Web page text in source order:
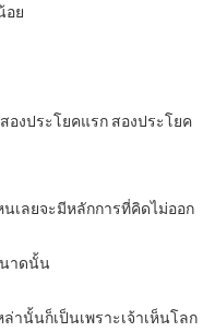
อย
องประโยคแรก สองประโยค
เลยจะมีหลักการที่คิดไม่ออก
าดนั้น
านั้นก็เป็นเพราะเจ้าเห็นโลก